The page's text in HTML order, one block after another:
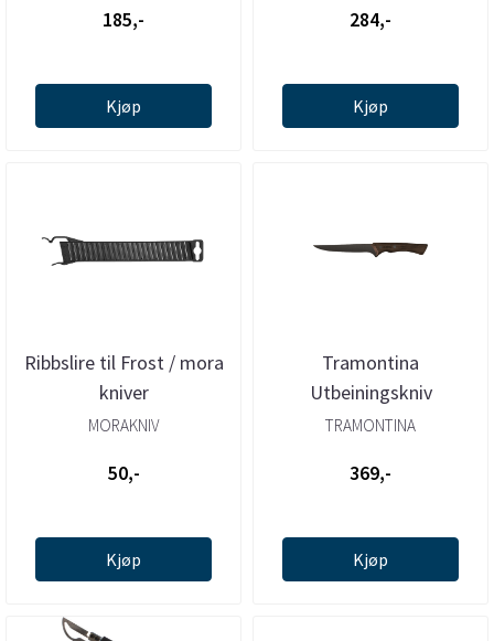
185,-
Kjøp
284,-
Kjøp
Ribbslire til Frost / mora
kniver
MORAKNIV
50,-
Kjøp
Tramontina
Utbeiningskniv
TRAMONTINA
369,-
Kjøp